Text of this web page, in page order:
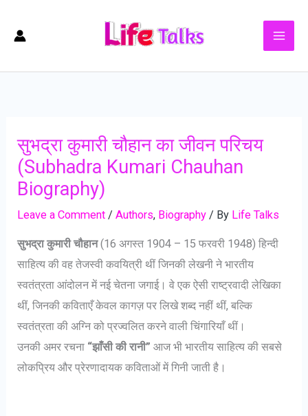
सुभद्रा कुमारी चौहान का जीवन परिचय
(Subhadra Kumari Chauhan
Biography)
Leave a Comment /Authors, Biography / By Life Talks
सुभद्रा कुमारी चौहान(16 अगस्त 1904 – 15 फरवरी 1948) हिन्दी
साहित्य की वह तेजस्वी कवयित्री थीं जिनकी लेखनी ने भारतीय
स्वतंत्रता आंदोलन में नई चेतना जगाई। वे एक ऐसी राष्ट्रवादी लेखिका
थीं, जिनकी कविताएँ केवल कागज़ पर लिखे शब्द नहीं थीं, बल्कि
स्वतंत्रता की अग्नि को प्रज्वलित करने वाली चिंगारियाँ थीं।
उनकी अमर रचना “झाँसी की रानी” आज भी भारतीय साहित्य की सबसे
लोकप्रिय और प्रेरणादायक कविताओं में गिनी जाती है।